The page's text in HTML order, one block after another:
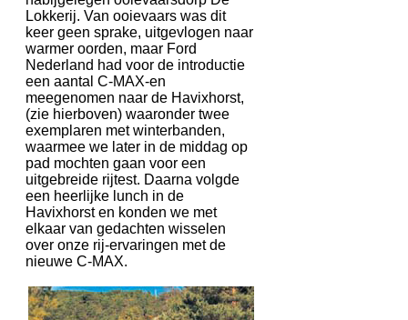
Lokkerij. Van ooievaars was dit
keer geen sprake, uitgevlogen naar
warmer oorden, maar Ford
Nederland had voor de introductie
een aantal C-MAX-en
meegenomen naar de Havixhorst,
(zie hierboven) waaronder twee
exemplaren met winterbanden,
waarmee we later in de middag op
pad mochten gaan voor een
uitgebreide rijtest. Daarna volgde
een heerlijke lunch in de
Havixhorst en konden we met
elkaar van gedachten wisselen
over onze rij-ervaringen met de
nieuwe C-MAX.